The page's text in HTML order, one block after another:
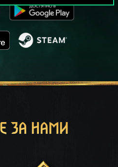
ЗА НАМИ